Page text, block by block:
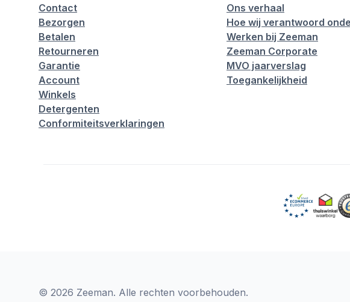
Contact
Bezorgen
Betalen
Retourneren
Garantie
Account
Winkels
Detergenten
Conformiteitsverklaringen
Ons verhaal
Hoe wij verantwoord
Werken bij Zeeman
Zeeman Corporate
MVO jaarverslag
Toegankelijkheid
© 2026 Zeeman. Alle rechten voorbehouden.